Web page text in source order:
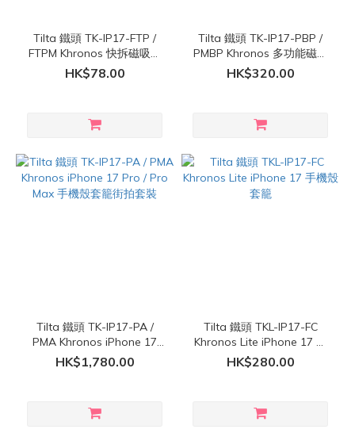
Tilta 鐵頭 TK-IP17-FTP /
FTPM Khronos 快拆磁吸濾
鏡支架 ( Khronos iPhone 17
Pro / Pro Max 手機套籠 專
HK$78.00
Tilta 鐵頭 TK-IP17-PBP /
PMBP Khronos 多功能磁吸
Max 專用 )
HK$320.00
Tilta 鐵頭 TK-IP17-PA /
PMA Khronos iPhone 17
Pro / Pro Max 手機殼套籠街
拍套裝
HK$1,780.00
Tilta 鐵頭 TKL-IP17-FC
Khronos Lite iPhone 17 手
機殼套籠
HK$280.00